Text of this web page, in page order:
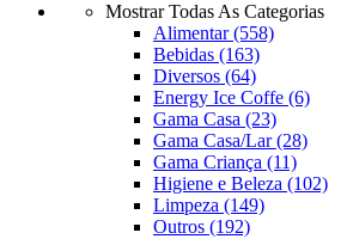
Mostrar Todas As Categorias
Alimentar(558)
Bebidas (163)
Diversos (64)
Energy Ice Coffe (6)
Gama Casa (23)
Gama Casa/Lar(28)
Gama Criança (11)
Higiene e Beleza (102)
Limpeza (149)
Outros (192)